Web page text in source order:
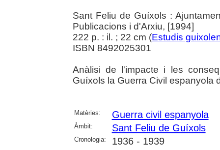
Sant Feliu de Guíxols :
Publicacions i d'Arxiu, [1994]
222 p. : il. ; 22 cm (Estudis
ISBN 8492025301
Anàlisi de l'impacte i les
Guíxols la Guerra Civil espanyola
Matèries: Guerra civil espanyola
Àmbit: Sant Feliu de Guíxols
Cronologia: 1936 - 1939